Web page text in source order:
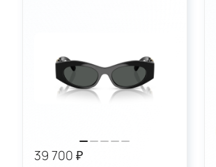
39 700 ₽